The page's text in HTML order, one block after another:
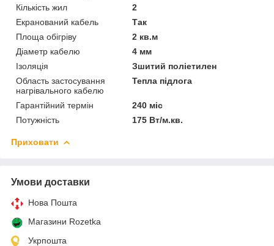
Кількість жил
2
Екранований кабель
Так
Площа обігріву
2 кв.м
Діаметр кабелю
4 мм
Ізоляція
Зшитий поліетилен
Область застосування
нагрівального кабелю
Тепла підлога
Гарантійний термін
240 міс
Потужність
175 Вт/м.кв.
Приховати
Умови доставки
Нова Пошта
Магазини Rozetka
Укрпошта